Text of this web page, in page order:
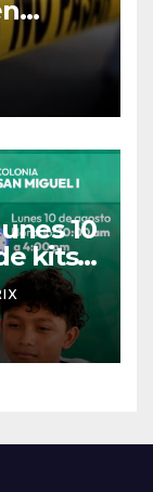
10
kits